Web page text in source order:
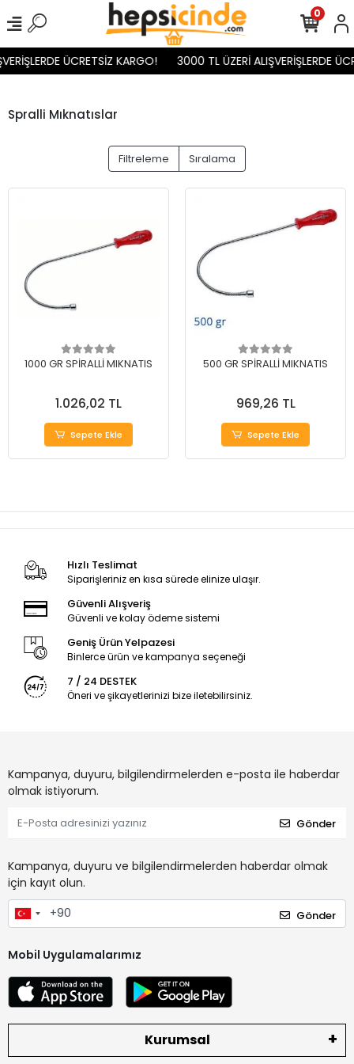
ÜCRETSİZ KARGO! 3000 TL ÜZERİ ALIŞVERİŞLERDE
0
Spralli Mıknatıslar
Filtreleme Sıralama
1000 GR SPİRALLİ MIKNATIS
1.026,02 TL
Sepete Ekle
500 GR SPİRALLİ MIKNATIS
969,26 TL
Sepete Ekle
Hızlı Teslimat
Siparişleriniz en kısa sürede elinize ulaşır.
Güvenli Alışveriş
Güvenli ve kolay ödeme sistemi
Geniş Ürün Yelpazesi
Binlerce ürün ve kampanya seçeneği
7 / 24 DESTEK
Öneri ve şikayetlerinizi bize iletebilirsiniz.
Kampanya, duyuru, bilgilendirmelerden e-posta ile haberdar
olmak istiyorum.
Gönder
Kampanya, duyuru ve bilgilendirmelerden haberdar olmak
için kayıt olun.
Gönder
Mobil Uygulamalarımız
Kurumsal